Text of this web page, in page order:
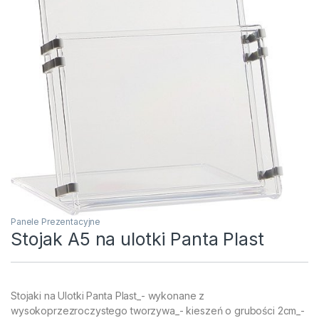
Panele Prezentacyjne
Stojak A5 na ulotki Panta Plast
Stojaki na Ulotki Panta Plast_- wykonane z
wysokoprzezroczystego tworzywa_- kieszeń o grubości 2cm_-